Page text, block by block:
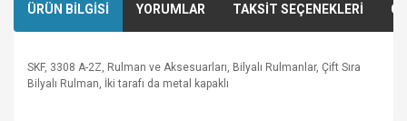
ÜRÜN BİLGİSİ YORUMLAR TAKSİT SEÇENEKLERİ
SKF, 3308 A-2Z, Rulman ve Aksesuarları, Bilyalı Rulmanlar, Çift Sıra
Bilyalı Rulman, İki tarafı da metal kapaklı